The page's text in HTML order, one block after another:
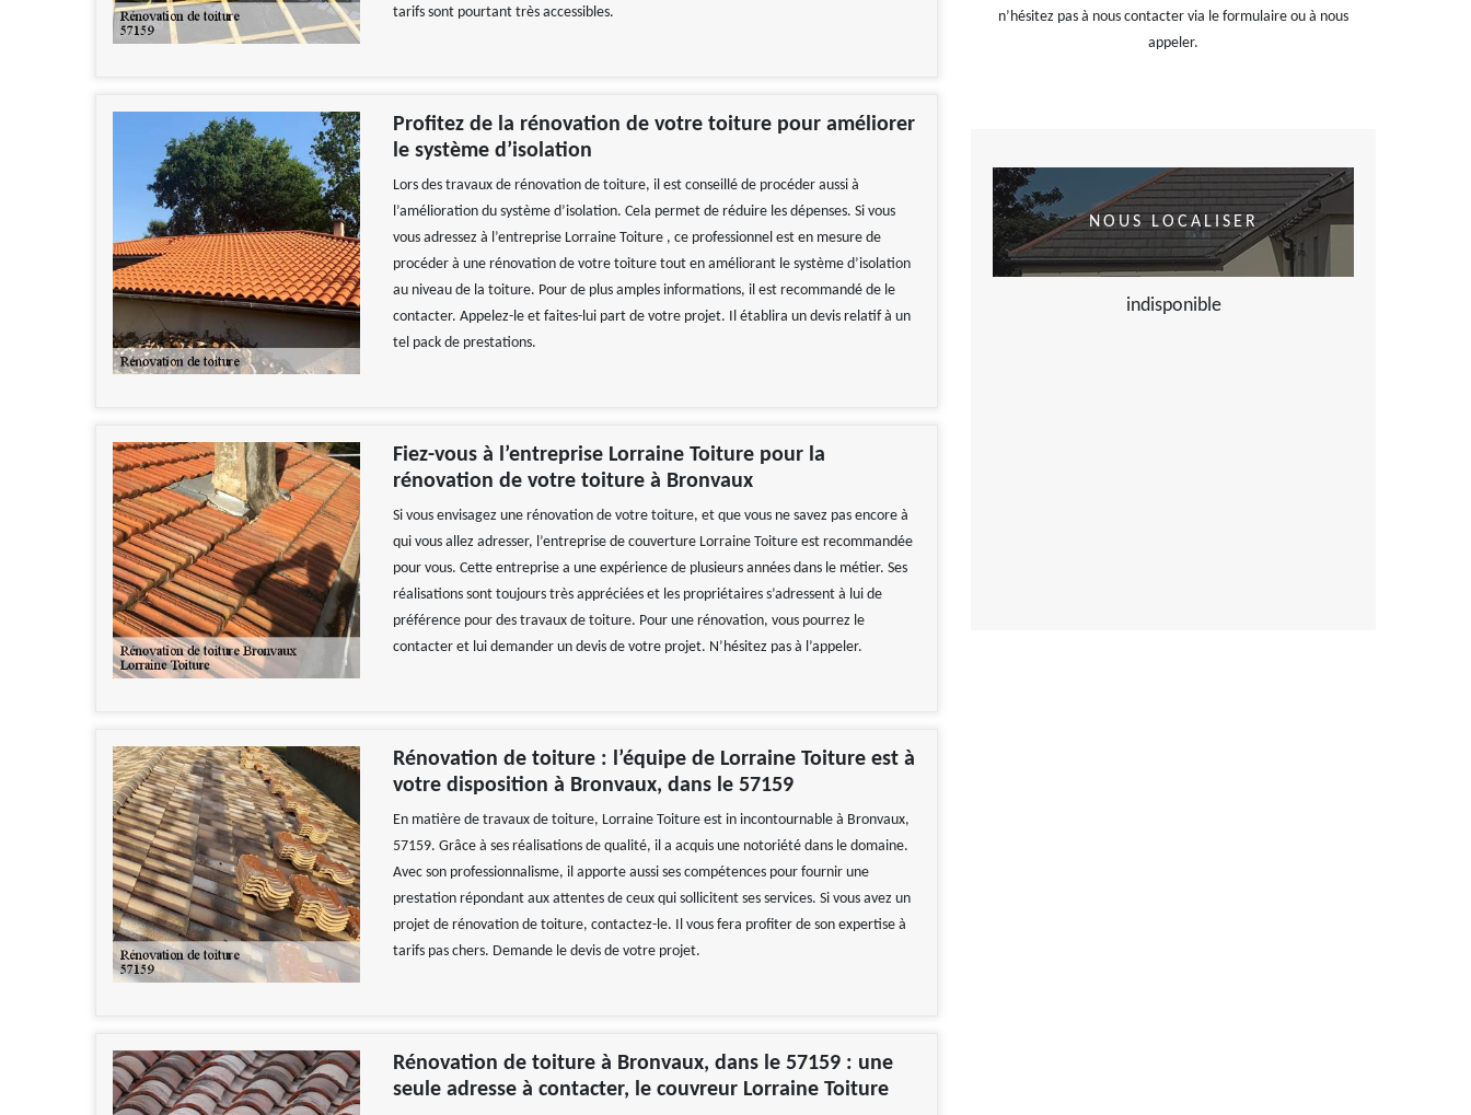
tarifs sont pourtant très accessibles.
Profitez de la rénovation de votre toiture pour améliorer
le système d’isolation
Lors des travaux de rénovation de toiture, il est conseillé de procéder aussi à
l’amélioration du système d’isolation. Cela permet de réduire les dépenses. Si vous
vous adressez à l’entreprise Lorraine Toiture , ce professionnel est en mesure de
procéder à une rénovation de votre toiture tout en améliorant le système d’isolation
au niveau de la toiture. Pour de plus amples informations, il est recommandé de le
contacter. Appelez-le et faites-lui part de votre projet. Il établira un devis relatif à un
tel pack de prestations.
Fiez-vous à l’entreprise Lorraine Toiture pour la
rénovation de votre toiture à Bronvaux
Si vous envisagez une rénovation de votre toiture, et que vous ne savez pas encore à
qui vous allez adresser, l’entreprise de couverture Lorraine Toiture est recommandée
pour vous. Cette entreprise a une expérience de plusieurs années dans le métier. Ses
réalisations sont toujours très appréciées et les propriétaires s’adressent à lui de
préférence pour des travaux de toiture. Pour une rénovation, vous pourrez le
contacter et lui demander un devis de votre projet. N’hésitez pas à l’appeler.
Rénovation de toiture : l’équipe de Lorraine Toiture est à
votre disposition à Bronvaux, dans le 57159
En matière de travaux de toiture, Lorraine Toiture est in incontournable à Bronvaux,
57159. Grâce à ses réalisations de qualité, il a acquis une notoriété dans le domaine.
Avec son professionnalisme, il apporte aussi ses compétences pour fournir une
prestation répondant aux attentes de ceux qui sollicitent ses services. Si vous avez un
projet de rénovation de toiture, contactez-le. Il vous fera profiter de son expertise à
tarifs pas chers. Demande le devis de votre projet.
Rénovation de toiture à Bronvaux, dans le 57159 : une
seule adresse à contacter, le couvreur Lorraine Toiture
n’hésitez pas à nous contacter via le formulaire ou à nous
appeler.
NOUS LOCALISER
indisponible